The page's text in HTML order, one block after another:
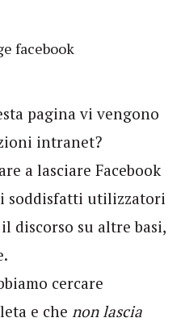
pagina vi vengono
intranet?
a lasciare Facebook
soddisfatti utilizzatori
discorso su altre basi,
cercare
e che non lascia